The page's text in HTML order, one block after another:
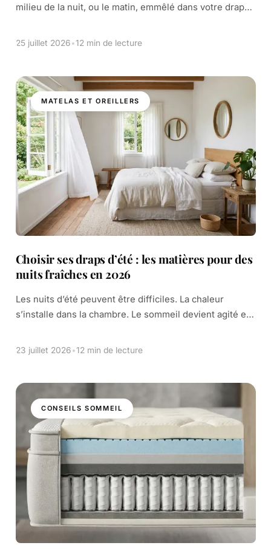
milieu de la nuit, ou le matin, emmêlé dans votre drap-
[…]
25 juillet 2026•12 min de lecture
MATELAS ET OREILLERS
Choisir ses draps d’été : les matières pour des
nuits fraîches en 2026
Les nuits d’été peuvent être difficiles. La chaleur
s’installe dans la chambre. Le sommeil devient agité et
cherchant un coin de fraîcheur. […]
23 juillet 2026•12 min de lecture
CONSEILS SOMMEIL